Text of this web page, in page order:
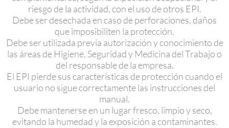
riesgo de la actividad, con el uso de otros EPI.
Debe ser desechada en caso de perforaciones, daños
que imposibiliten la protección.
Debe ser utilizada previa autorización y conocimiento de
las áreas de Higiene, Seguridad y Medicina del Trabajo o
del responsable de la empresa.
El EPI pierde sus características de protección cuando el
usuario no sigue correctamente las instrucciones del
manual.
Debe mantenerse en un lugar fresco, limpio y seco,
evitando la humedad y la exposición a contaminantes.